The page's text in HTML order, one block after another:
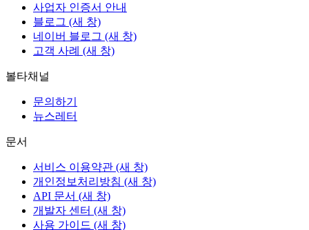
사업자 인증서 안내
블로그 (새 창)
네이버 블로그 (새 창)
고객 사례 (새 창)
볼타채널
문의하기
뉴스레터
문서
서비스 이용약관 (새 창)
개인정보처리방침 (새 창)
API 문서 (새 창)
개발자 센터 (새 창)
사용 가이드 (새 창)